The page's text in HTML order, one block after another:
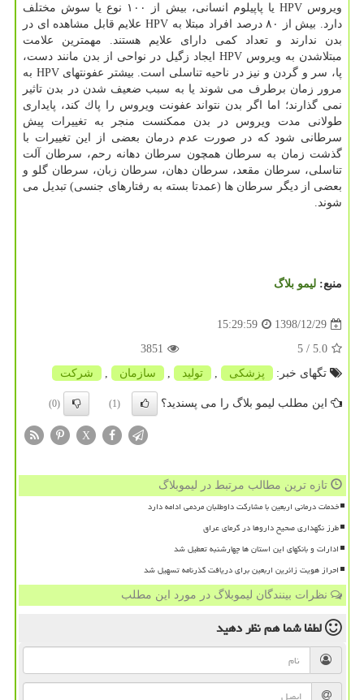
ویروس HPV یا پاپیلوم انسانی، بیش از ۱۰۰ نوع یا سوش مختلف
دارد. بیش از ۸۰ درصد افراد مبتلا به HPV علایم قابل مشاهده ای در
بدن ندارند و تعداد كمی دارای علایم هستند. مهمترین علامت
مبتلاشدن به ویروس HPV ایجاد زگیل در نواحی از بدن مانند دست،
پا، سر و گردن و نیز در ناحیه تناسلی است. بیشتر عفونتهای HPV به
مرور زمان برطرف می شوند یا به سبب ضعیف شدن در بدن تاثیر
نمی گذارند؛ اما اگر بدن نتواند عفونت ویروس را پاك كند، پایداری
طولانی مدت ویروس در بدن ممكنست منجر به تغییرات پیش
سرطانی شود كه در صورت عدم درمان بعضی از این تغییرات با
گذشت زمان به سرطان همچون سرطان دهانه رحم، سرطان آلت
تناسلی، سرطان مقعد، سرطان دهان، سرطان زبان، سرطان گلو و
بعضی از دیگر سرطان ها (عمدتا بسته به رفتارهای جنسی) تبدیل می
شوند.
منبع: لیمو بلاگ
1398/12/29
15:29:59
5.0
/ 5
3851
تگهای خبر:
پزشكی , تولید , سازمان , شركت
این مطلب لیمو بلاگ را می پسندید؟ (1)
(0)
X
تازه ترین مطالب مرتبط در لیموبلاگ
خدمات درمانی اربعین با مشارکت داوطلبان مردمی ادامه دارد
طرز نگهداری صحیح داروها در گرمای عراق
ادارات و بانکهای این استان ها چهارشنبه تعطیل شد
احراز هویت زائرین اربعین برای دریافت گذرنامه تسهیل شد
نظرات بینندگان لیموبلاگ در مورد این مطلب
لطفا شما همنظر دهید